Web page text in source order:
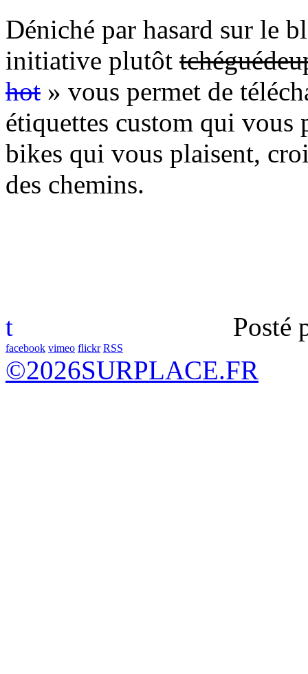
Déniché par hasard sur le
initiative plutôt
hot » vous permet de
étiquettes custom qui vous
bikes qui vous plaisent,
des chemins.
t Posté
facebook vimeo flickr RSS
©2026SURPLACE.FR